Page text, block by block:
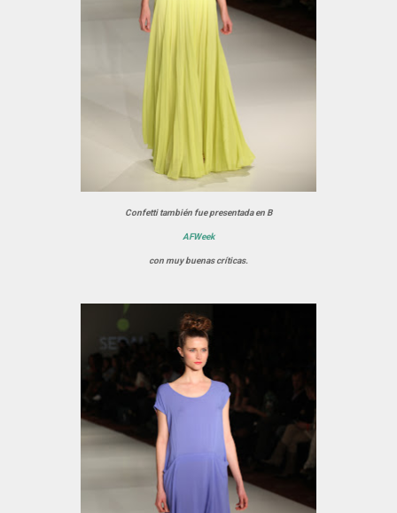
Confetti también fue presentada en B
AFWeek
con muy buenas críticas.